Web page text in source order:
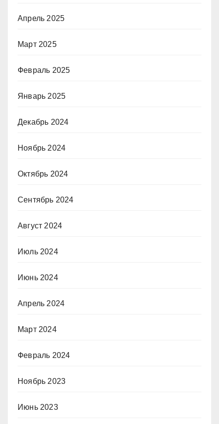
Апрель 2025
Март 2025
Февраль 2025
Январь 2025
Декабрь 2024
Ноябрь 2024
Октябрь 2024
Сентябрь 2024
Август 2024
Июль 2024
Июнь 2024
Апрель 2024
Март 2024
Февраль 2024
Ноябрь 2023
Июнь 2023